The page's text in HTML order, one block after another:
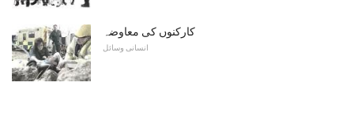
کارکنوں کی معاوضہ
انسانی وسائل